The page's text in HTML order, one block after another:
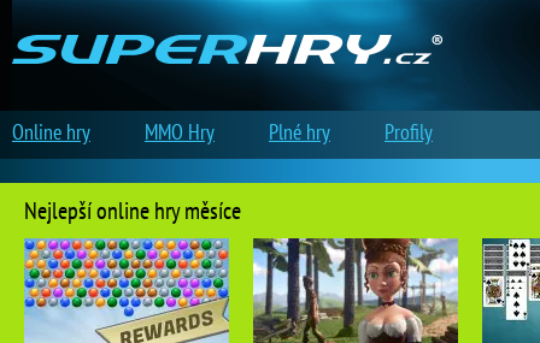
Nejlepší online hry měsíce
Online hry MMO Hry Plné hry Profily